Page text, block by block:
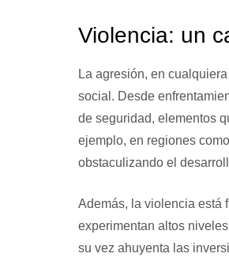
Violencia: un
La agresión, en
social. Desde
de seguridad, elementos
ejemplo, en regiones
obstaculizando el
Además, la violencia está
experimentan altos
su vez ahuyenta las